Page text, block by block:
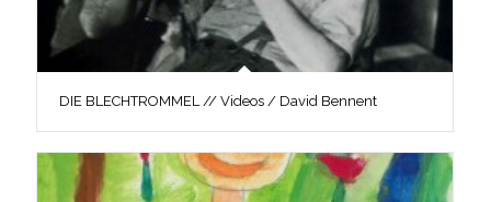
DIE BLECHTROMMEL // Videos / David Bennent